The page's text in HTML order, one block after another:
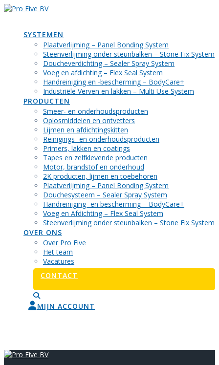
Ga
inhoudSYSTEMEN
Plaatverlijming – Panel Bonding System
Steenverlijming onder steunbalken – Stone Fix System
Doucheverdichting – Sealer Spray System
Voeg en afdichting – Flex Seal System
Handreiniging en -bescherming – BodyCare+
Industriële Verven en lakken – Multi Use System
PRODUCTEN
Smeer- en onderhoudsproducten
Oplosmiddelen en ontvetters
Lijmen en afdichtingskitten
Reinigings- en onderhoudsproducten
Primers, lakken en coatings
Tapes en zelfklevende producten
Motor, brandstof en onderhoud
2K producten, lijmen en toebehoren
Plaatverlijming – Panel Bonding System
Douchesysteem – Sealer Spray System
Handreiniging- en bescherming – BodyCare+
Voeg en Afdichting – Flex Seal System
Steenverlijming onder steunbalken – Stone Fix System
OVER ONS
Over Pro Five
Het team
Vacatures
CONTACT
MIJN ACCOUNT